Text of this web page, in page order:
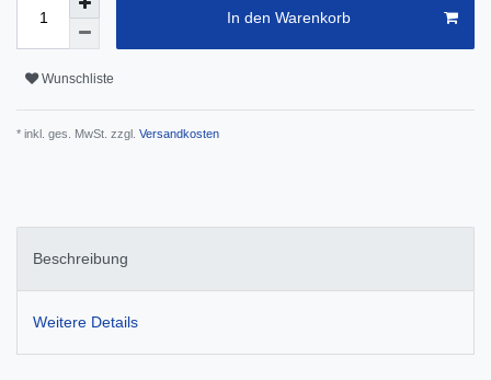
In den Warenkorb
Wunschliste
* inkl. ges. MwSt. zzgl. Versandkosten
Beschreibung
Weitere Details